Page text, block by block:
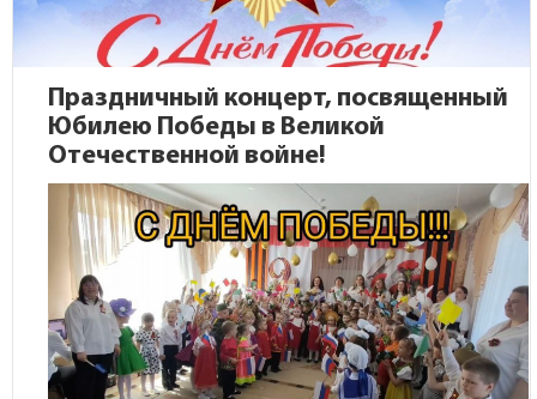
Праздничный концерт, посвященный
Юбилею Победы в Великой
Отечественной войне!